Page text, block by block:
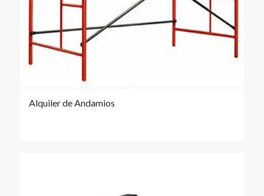
Alquiler de Andamios